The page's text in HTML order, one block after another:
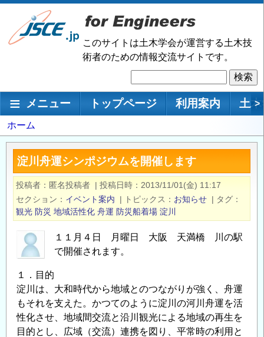
メ
ン
移
このサイトは土木学会が運営する土木技
術者のための情報交流サイトです。
索
メインナビゲーション
メニュー トップページ 利用案内 土 >
パ
ン
く
ず
ホーム
淀川舟運シンポジウムを開催します
投稿者 匿名投稿者 | 投稿日時
2013/11/01(金) 11:17
セクション
イベント案内 | トピックス お知らせ | タグ
観光 防災 地域活性化 舟運 防災船着場 淀川
１１月４日 月曜日 大阪 天満橋 川の駅
で開催されます。
１．目的
淀川は、大和時代から地域とのつながりが強く、舟運
もそれを支えた。かつてのように淀川の河川舟運を活
性化させ、地域間交流と沿川観光による地域の再生を
目的とし、広域（交流）連携を図り、平常時の利用と